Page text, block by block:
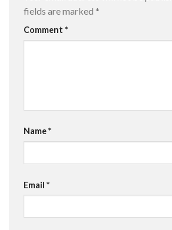
fields are marked *
Comment *
Name*
Email *